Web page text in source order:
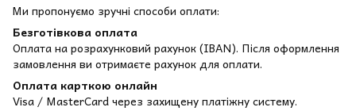
Ми пропонуємо зручні способи оплати:
Безготівкова оплата
Оплата на розрахунковий рахунок (IBAN). Після оформлення
замовлення ви отримаєте рахунок для оплати.
Оплата карткою онлайн
Visa / MasterCard через захищену платіжну систему.